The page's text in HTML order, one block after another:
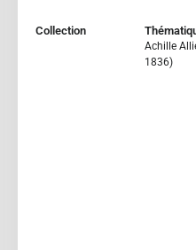
Collection
Achille
1836)